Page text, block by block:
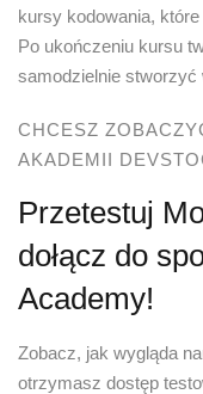
kursy kodowania,
Po ukończeniu kursu
samodzielnie stworzyć
CHCESZ
AKADEMII
Przetestuj
dołącz do
Academy!
Zobacz, jak wygląda
otrzymasz dostęp